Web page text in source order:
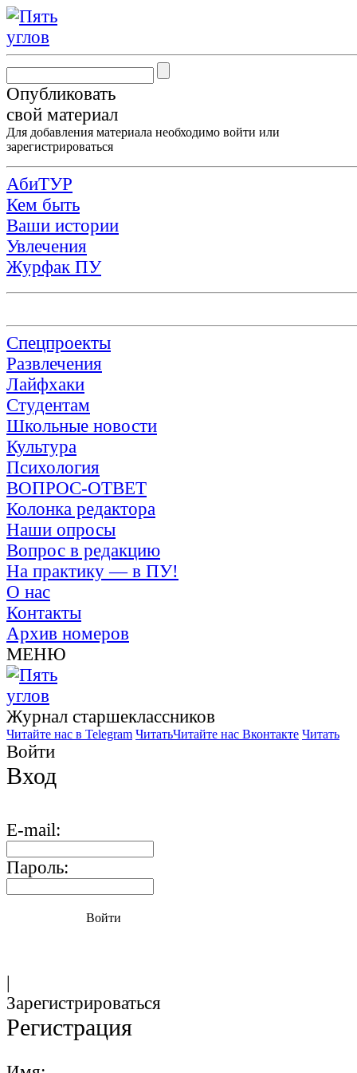
Опубликовать
свой материал
Для добавления материала необходимо войти или
зарегистрироваться
АбиТУР
Кем быть
Ваши истории
Увлечения
Журфак ПУ
Спецпроекты
Развлечения
Лайфхаки
Студентам
Школьные новости
Культура
Психология
ВОПРОС-ОТВЕТ
Колонка редактора
Наши опросы
Вопрос в редакцию
На практику — в ПУ!
О нас
Контакты
Архив номеров
МЕНЮ
Журнал старшекласcников
Читайте нас в Telegram ЧитатьЧитайте нас Вконтакте Читать
Войти
Вход
E-mail:
Пароль:
Войти
|
Зарегистрироваться
Регистрация